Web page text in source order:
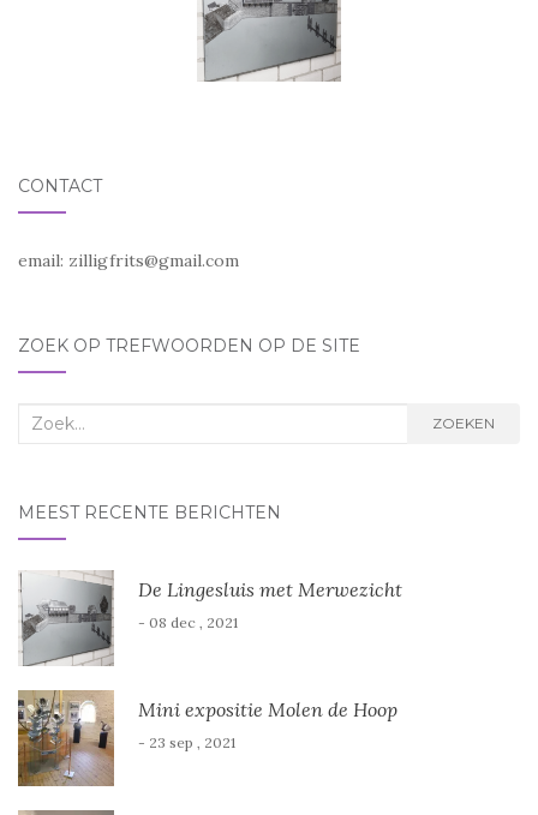
CONTACT
email: zilligfrits@gmail.com
ZOEK OP TREFWOORDEN OP DE SITE
Zoek
ZOEKEN
MEEST RECENTE BERICHTEN
De Lingesluis met Merwezicht
- 08 dec , 2021
Mini expositie Molen de Hoop
- 23 sep , 2021